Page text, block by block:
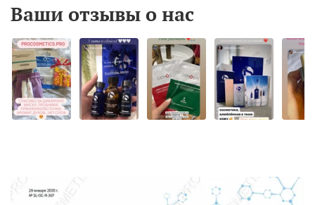
Ваши отзывы о нас